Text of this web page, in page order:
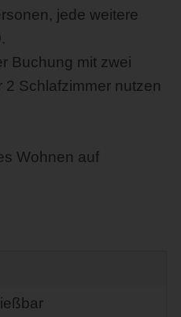
jede weitere
Buchung mit zwei
Schlafzimmer nutzen
Wohnen auf